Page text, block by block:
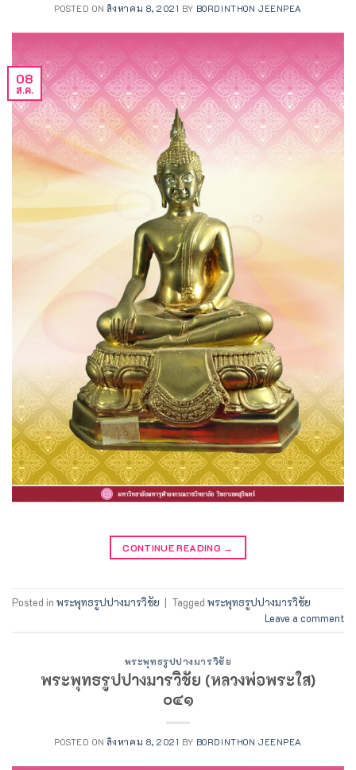
POSTED ON สิงหาคม 8, 2021 BY BORDINTHON JEENPEA
08
ส.ค.
CONTINUE READING →
Posted in พระพุทธรูปปางมารวิชัย | Tagged พระพุทธรูปปางมารวิชัย
Leave a comment
พระพุทธรูปปางมารวิชัย
พระพุทธรูปปางมารวิชัย (หลวงพ่อพระใส)
๐๔๑
POSTED ON สิงหาคม 8, 2021 BY BORDINTHON JEENPEA